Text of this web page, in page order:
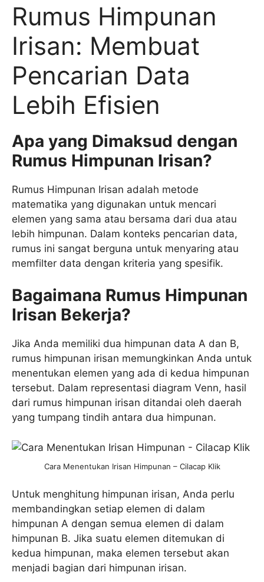
Rumus Himpunan
Irisan: Membuat
Pencarian Data
Lebih Efisien
Apa yang Dimaksud dengan
Rumus Himpunan Irisan?
Rumus Himpunan Irisan adalah metode
matematika yang digunakan untuk mencari
elemen yang sama atau bersama dari dua atau
lebih himpunan. Dalam konteks pencarian data,
rumus ini sangat berguna untuk menyaring atau
memfilter data dengan kriteria yang spesifik.
Bagaimana Rumus Himpunan
Irisan Bekerja?
Jika Anda memiliki dua himpunan data A dan B,
rumus himpunan irisan memungkinkan Anda untuk
menentukan elemen yang ada di kedua himpunan
tersebut. Dalam representasi diagram Venn, hasil
dari rumus himpunan irisan ditandai oleh daerah
yang tumpang tindih antara dua himpunan.
Cara Menentukan Irisan Himpunan – Cilacap Klik
Untuk menghitung himpunan irisan, Anda perlu
membandingkan setiap elemen di dalam
himpunan A dengan semua elemen di dalam
himpunan B. Jika suatu elemen ditemukan di
kedua himpunan, maka elemen tersebut akan
menjadi bagian dari himpunan irisan.